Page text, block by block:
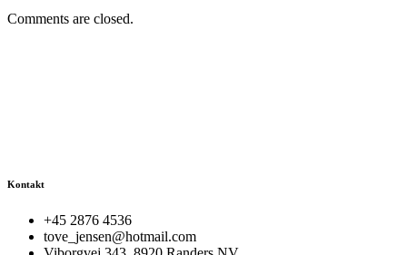
Comments are closed.
Kontakt
+45 2876 4536
tove_jensen@hotmail.com